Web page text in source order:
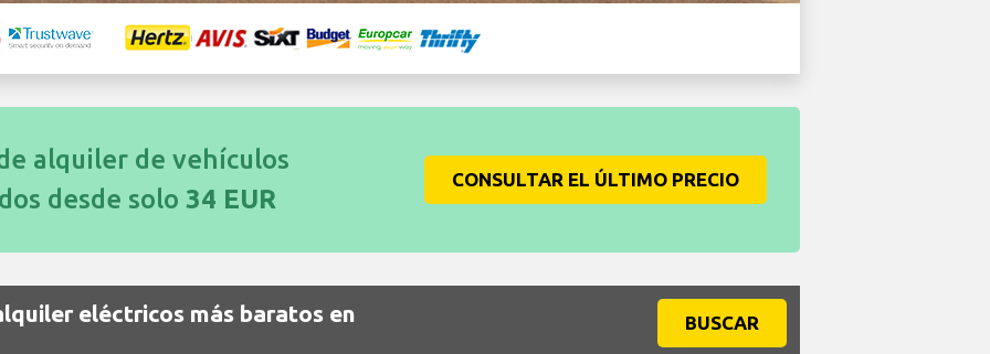
alquiler de vehículos
desde solo 34 EUR
CONSULTAR EL ÚLTIMO PRECIO
eléctricos más baratos en
BUSCAR